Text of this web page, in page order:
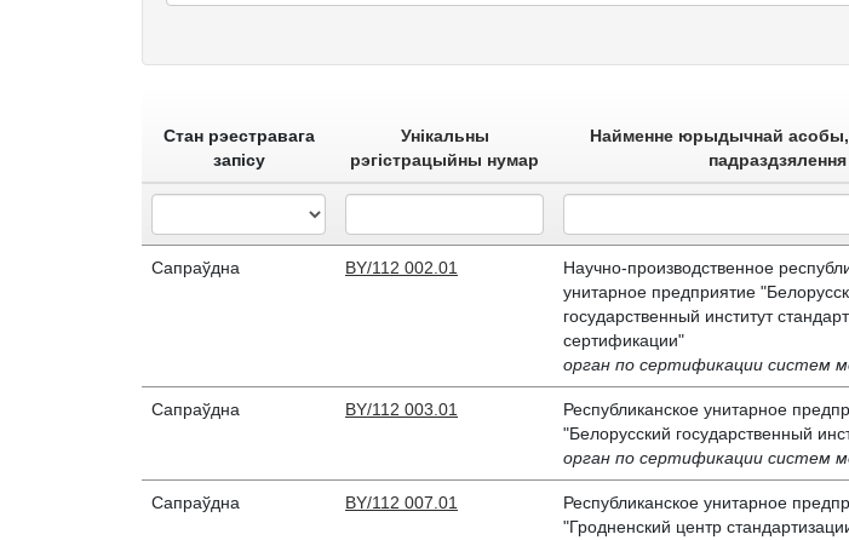
Стан рэестравага
запісу
Унікальны
рэгістрацыйны нумар
Найменне юрыдычнай асобы,
падраздзялення
Сапраўдна BY/112 002.01
Научно-производственное
унитарное предприятие
государственный институт
сертификации"
орган по сертификации систем
Сапраўдна BY/112 003.01
Республиканское унитарное
"Белорусский государственный
орган по сертификации систем
Сапраўдна BY/112 007.01
Республиканское унитарное
"Гродненский центр